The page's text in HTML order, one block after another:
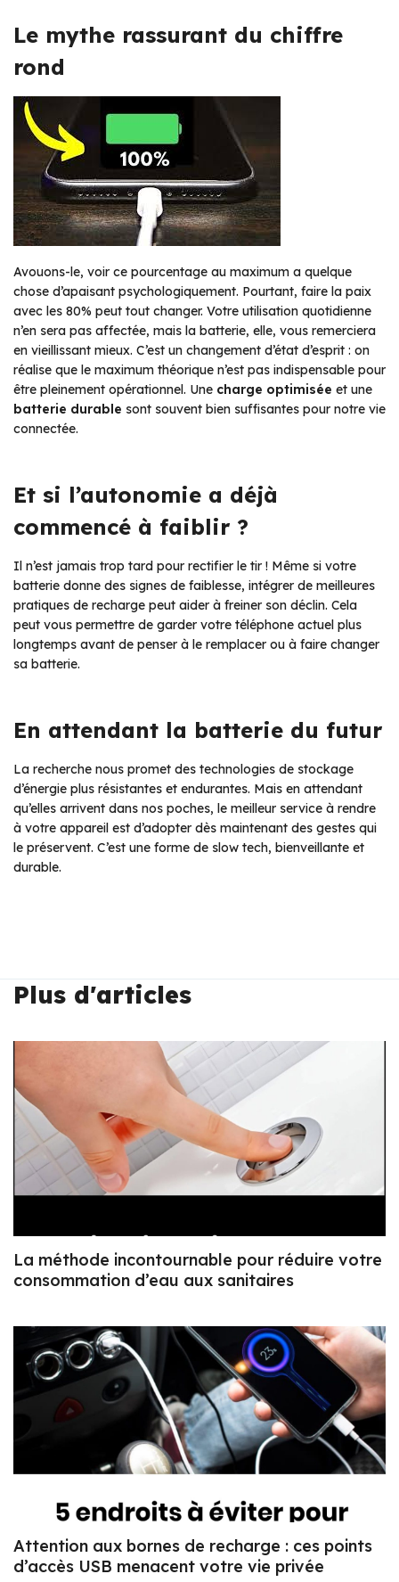
Le mythe rassurant du chiffre
rond
Avouons-le, voir ce pourcentage au maximum a quelque
chose d’apaisant psychologiquement. Pourtant, faire la paix
avec les 80% peut tout changer. Votre utilisation quotidienne
n’en sera pas affectée, mais la batterie, elle, vous remerciera
en vieillissant mieux. C’est un changement d’état d’esprit : on
réalise que le maximum théorique n’est pas indispensable pour
être pleinement opérationnel. Une charge optimisée et une
batterie durable sont souvent bien suffisantes pour notre vie
connectée.
Et si l’autonomie a déjà
commencé à faiblir ?
Il n’est jamais trop tard pour rectifier le tir ! Même si votre
batterie donne des signes de faiblesse, intégrer de meilleures
pratiques de recharge peut aider à freiner son déclin. Cela
peut vous permettre de garder votre téléphone actuel plus
longtemps avant de penser à le remplacer ou à faire changer
sa batterie.
En attendant la batterie du futur
La recherche nous promet des technologies de stockage
d’énergie plus résistantes et endurantes. Mais en attendant
qu’elles arrivent dans nos poches, le meilleur service à rendre
à votre appareil est d’adopter dès maintenant des gestes qui
le préservent. C’est une forme de slow tech, bienveillante et
durable.
Plus d'articles
La méthode incontournable pour réduire votre
consommation d’eau aux sanitaires
Attention aux bornes de recharge : ces points
d’accès USB menacent votre vie privée